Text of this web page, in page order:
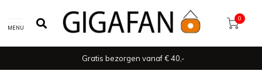
MENU
0
Gratis bezorgen vanaf € 40,-